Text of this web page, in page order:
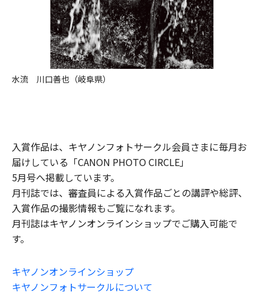
水流 川口善也（岐阜県）
入賞作品は、キヤノンフォトサークル会員さまに毎月お
届けしている「CANON PHOTO CIRCLE」
5月号へ掲載しています。
月刊誌では、審査員による入賞作品ごとの講評や総評、
入賞作品の撮影情報もご覧になれます。
月刊誌はキヤノンオンラインショップでご購入可能で
す。
キヤノンオンラインショップ
キヤノンフォトサークルについて